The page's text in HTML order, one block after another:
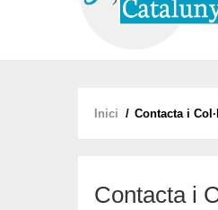
Fil
Inici / Contacta i
Contacta i